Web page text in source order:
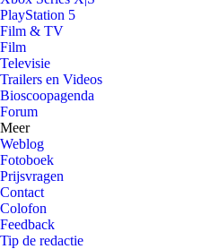
PlayStation 5
Film & TV
Film
Televisie
Trailers en Videos
Bioscoopagenda
Forum
Meer
Weblog
Fotoboek
Prijsvragen
Contact
Colofon
Feedback
Tip de redactie